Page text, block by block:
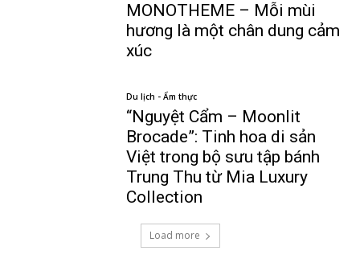
MONOTHEME – Mỗi mùi
hương là một chân dung cảm
xúc
Du lịch - Ẩm thực
“Nguyệt Cẩm – Moonlit
Brocade”: Tinh hoa di sản
Việt trong bộ sưu tập bánh
Trung Thu từ Mia Luxury
Collection
Load more